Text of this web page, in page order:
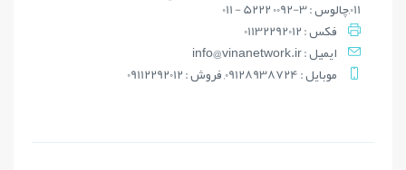
011,چالوس : 3-0092 5222 - 011
فکس : 01132292012
ايميل : info@vinanetwork.ir
موبايل : 09128938724, فروش : 09112292012